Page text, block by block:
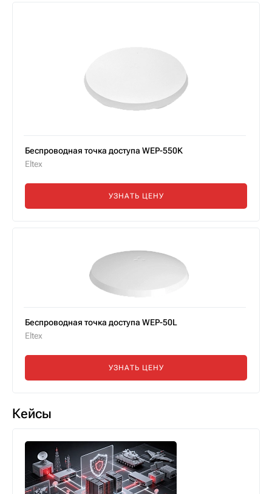
Беспроводная точка доступа WEP-550K
Eltex
УЗНАТЬ ЦЕНУ
Беспроводная точка доступа WEP-50L
Eltex
УЗНАТЬ ЦЕНУ
Кейсы